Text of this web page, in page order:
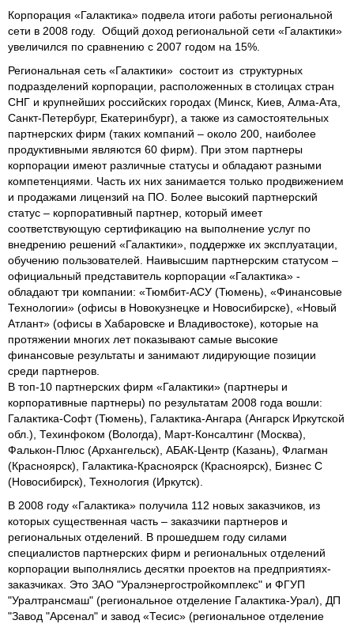
Корпорация «Галактика» подвела итоги работы региональной
сети в 2008 году. Общий доход региональной сети «Галактики»
увеличился по сравнению с 2007 годом на 15%.
Региональная сеть «Галактики» состоит из структурных
подразделений корпорации, расположенных в столицах стран
СНГ и крупнейших российских городах (Минск, Киев, Алма-Ата,
Санкт-Петербург, Екатеринбург), а также из самостоятельных
партнерских фирм (таких компаний – около 200, наиболее
продуктивными являются 60 фирм). При этом партнеры
корпорации имеют различные статусы и обладают разными
компетенциями. Часть их них занимается только продвижением
и продажами лицензий на ПО. Более высокий партнерский
статус – корпоративный партнер, который имеет
соответствующую сертификацию на выполнение услуг по
внедрению решений «Галактики», поддержке их эксплуатации,
обучению пользователей. Наивысшим партнерским статусом –
официальный представитель корпорации «Галактика» -
обладают три компании: «Тюмбит-АСУ (Тюмень), «Финансовые
Технологии» (офисы в Новокузнецке и Новосибирске), «Новый
Атлант» (офисы в Хабаровске и Владивостоке), которые на
протяжении многих лет показывают самые высокие
финансовые результаты и занимают лидирующие позиции
среди партнеров.
В топ-10 партнерских фирм «Галактики» (партнеры и
корпоративные партнеры) по результатам 2008 года вошли:
Галактика-Софт (Тюмень), Галактика-Ангара (Ангарск Иркутской
обл.), Техинфоком (Вологда), Март-Консалтинг (Москва),
Фалькон-Плюс (Архангельск), АБАК-Центр (Казань), Флагман
(Красноярск), Галактика-Красноярск (Красноярск), Бизнес С
(Новосибирск), Технология (Иркутск).
В 2008 году «Галактика» получила 112 новых заказчиков, из
которых существенная часть – заказчики партнеров и
региональных отделений. В прошедшем году силами
специалистов партнерских фирм и региональных отделений
корпорации выполнялись десятки проектов на предприятиях-
заказчиках. Это ЗАО "Уралэнергостройкомплекс" и ФГУП
"Уралтрансмаш" (региональное отделение Галактика-Урал), ДП
"Завод "Арсенал" и завод «Тесис» (региональное отделение